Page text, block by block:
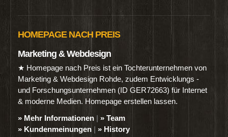
HOMEPAGE NACH PREIS
Marketing & Webdesign
★ Homepage nach Preis ist ein Tochterunternehmen von
Marketing & Webdesign Rohde, zudem Entwicklungs -
und Forschungsunternehmen (ID GER72663) für Internet
& moderne Medien. Homepage erstellen lassen.
» Mehr Informationen | » Team
» Kundenmeinungen | » History